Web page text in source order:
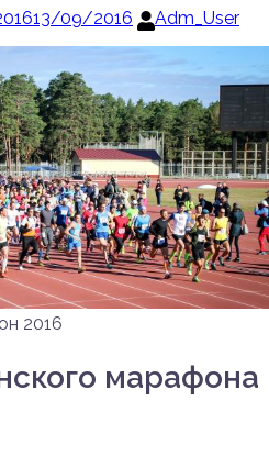
13/09/2016 Adm_User
2016
марафона